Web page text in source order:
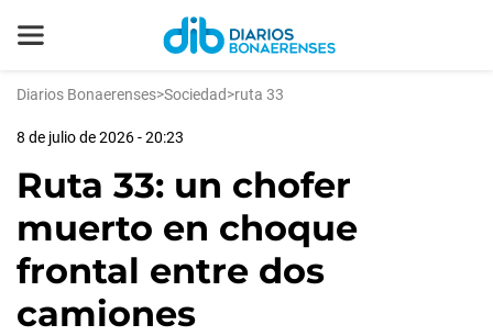
Diarios Bonaerenses>Sociedad>ruta 33
8 de julio de 2026 - 20:23
Ruta 33: un chofer
muerto en choque
frontal entre dos
camiones